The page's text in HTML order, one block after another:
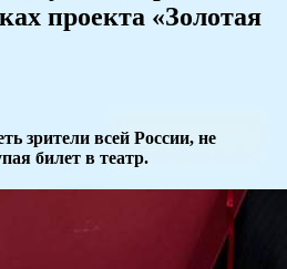
проекта «Золотая
зрители всей России, не
билет в театр.